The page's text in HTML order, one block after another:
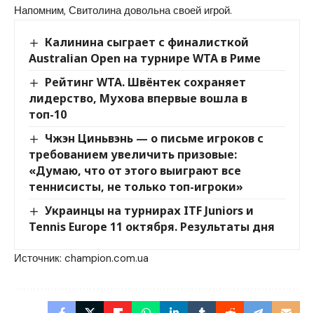
Напомним, Свитолина довольна своей игрой.
Калинина сыграет с финалисткой
Australian Open на турнире WTA в Риме
Рейтинг WTA. Швёнтек сохраняет
лидерство, Мухова впервые вошла в
топ-10
Чжэн Циньвэнь — о письме игроков с
требованием увеличить призовые:
«Думаю, что от этого выиграют все
теннисисты, не только топ-игроки»
Украинцы на турнирах ITF Juniors и
Tennis Europe 11 октября. Результаты дня
Источник: champion.com.ua